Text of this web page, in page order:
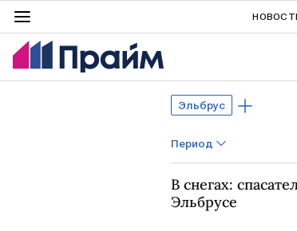
Эльбрус
Период
В снегах:
Эльбрусе